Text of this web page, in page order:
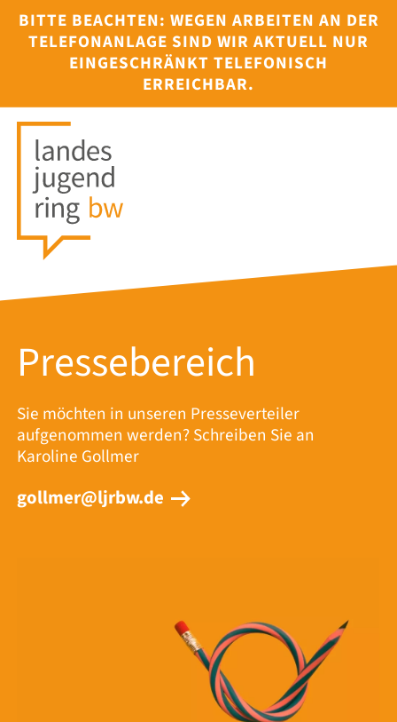
BITTE BEACHTEN: WEGEN ARBEITEN AN DER
TELEFONANLAGE SIND WIR AKTUELL NUR
EINGESCHRÄNKT TELEFONISCH
ERREICHBAR.
Pressebereich
Sie möchten in unseren Presseverteiler
aufgenommen werden? Schreiben Sie an
Karoline Gollmer
gollmer@ljrbw.de